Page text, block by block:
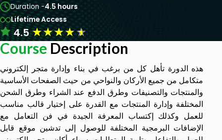
Duration -4.5 hours
Lifetime Access
4.5★★★★★
Course Description
هذه الدورة تأهل كل من برغب في بناء وإدارة متجر إلكتروني
متكامل من جميع الأركان والنواحي من حيث الصفحات الأساسية
والمنتجات والتصنيفات وطرق الدفع عند الشراء وطرق الشحن
المختلفة وإدارة المنتجات مع القدرة على إختيار قالب مناسب
للعمل وكذلك إكتساب المعرفة الجيدة في فن التعامل مع
الإضافات البرمجية المختلفة للوصول إلى تدشين موقع قابل